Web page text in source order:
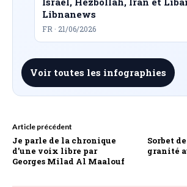
Libnanews
FR · 21/06/2026
Voir toutes les infographies
Article précédent
Je parle de la chronique
d’une voix libre par
Georges Milad Al Maalouf
Sorbet
granité